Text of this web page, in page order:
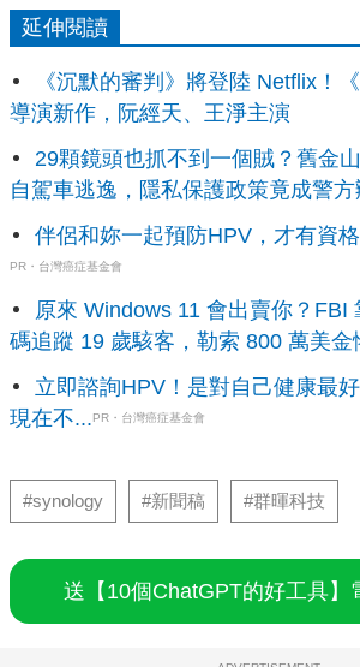
延伸閱讀
《沉默的審判》將登陸 Netflix！
導演新作，阮經天、王淨主演
29顆鏡頭也抓不到一個賊？舊金
自駕車逃逸，隱私保護政策竟成警
伴侶和妳一起預防HPV，才有資格
PR・台灣癌症基金會
原來 Windows 11 會出賣你？FBI
碼追蹤 19 歲駭客，勒索 800 萬美金
立即諮詢HPV！是對自己健康最
現在不...PR・台灣癌症基金會
#synology #新聞稿 #群暉科技
送【10個ChatGPT的好工具】